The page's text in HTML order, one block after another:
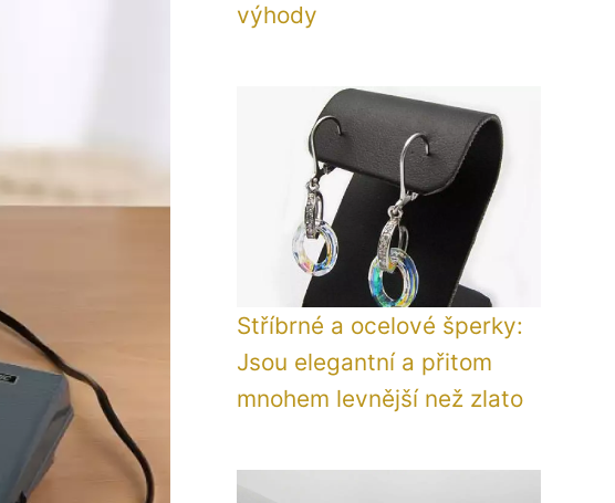
výhody
Stříbrné a ocelové šperky:
Jsou elegantní a přitom
mnohem levnější než zlato